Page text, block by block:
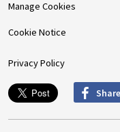
Manage Cookies
Cookie Notice
Privacy Policy
Share